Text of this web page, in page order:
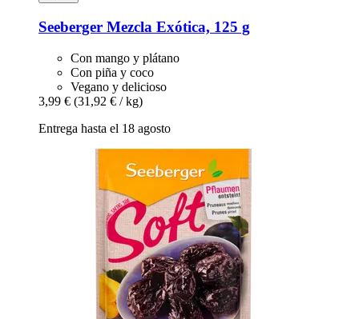
Seeberger Mezcla Exótica, 125 g
Con mango y plátano
Con piña y coco
Vegano y delicioso
3,99 € (31,92 € / kg)
Entrega hasta el 18 agosto